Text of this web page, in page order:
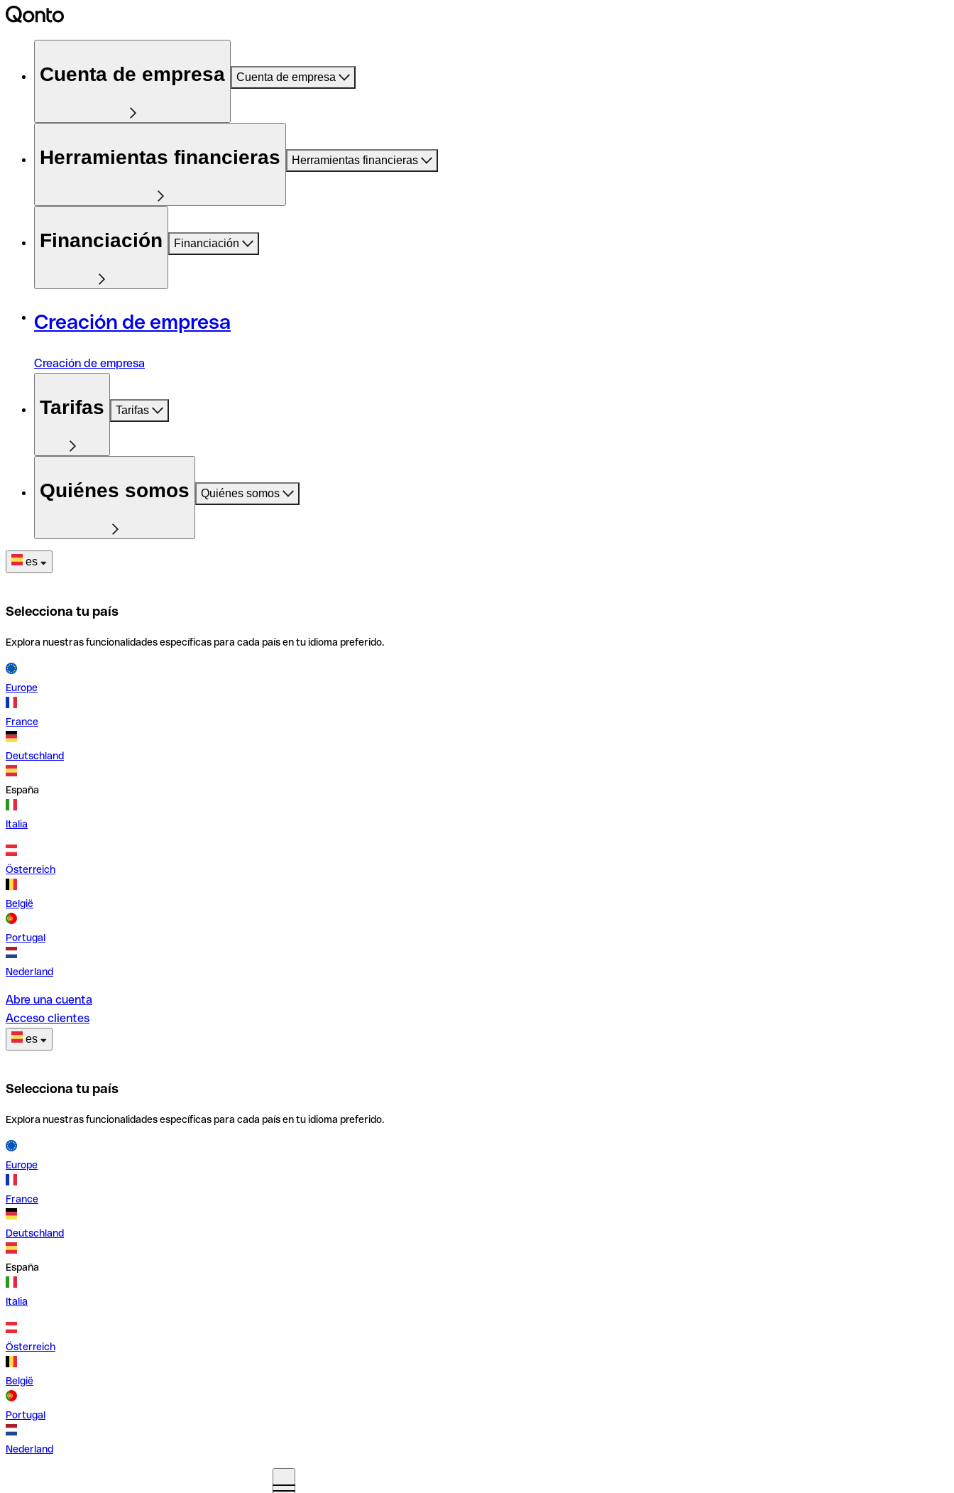
Cuenta de empresa Cuenta de empresa
Herramientas financieras Herramientas financieras
Financiación Financiación
Creación de empresa
Creación de empresa
Tarifas Tarifas
Quiénes somos Quiénes somos
es
Selecciona tu país
Explora nuestras funcionalidades específicas para cada país en tu idioma preferido.
Europe
France
Deutschland
España
Italia
Österreich
België
Portugal
Nederland
Abre una cuenta
Acceso clientes
es
Selecciona tu país
Explora nuestras funcionalidades específicas para cada país en tu idioma preferido.
Europe
France
Deutschland
España
Italia
Österreich
België
Portugal
Nederland